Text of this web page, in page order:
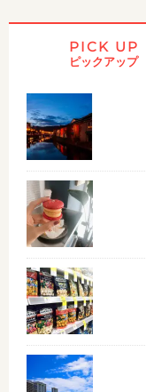
PICK UP
ピックアップ